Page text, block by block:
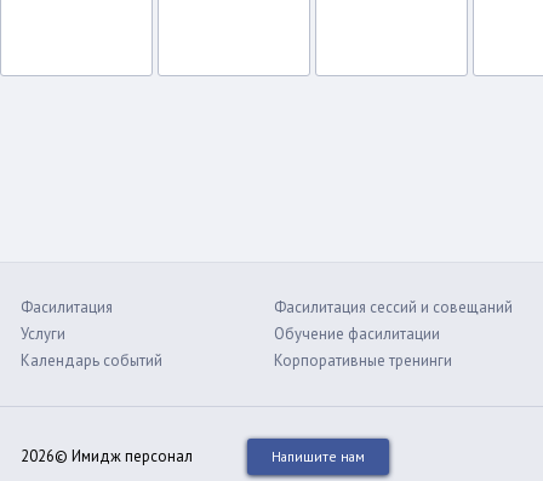
Фасилитация
Услуги
Календарь событий
Фасилитация сессий и совещаний
Обучение фасилитации
Корпоративные тренинги
2026© Имидж персонал Напишите нам